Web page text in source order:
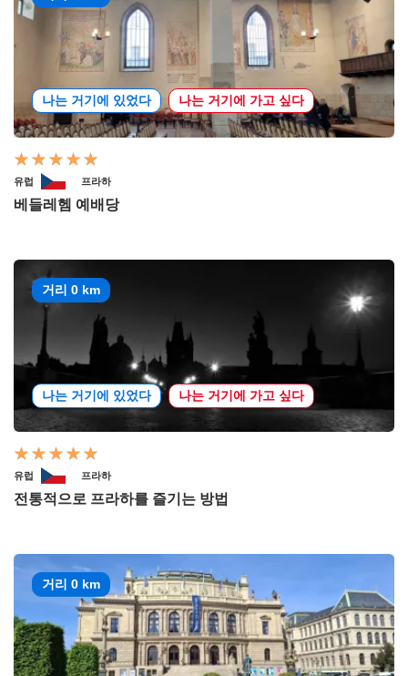
나는 거기에 있었다 나는 거기에 가고 싶다
유럽 프라하
베들레헴 예배당
거리 0 km
나는 거기에 있었다 나는 거기에 가고 싶다
유럽 프라하
전통적으로 프라하를 즐기는 방법
거리 0 km